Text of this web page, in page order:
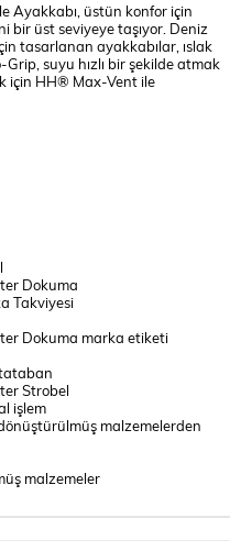
Ayakkabı, üstün konfor için
bir üst seviyeye taşıyor. Deniz
tasarlanan ayakkabılar, ıslak
suyu hızlı bir şekilde atmak
için HH® Max-Vent ile
Dokuma
Takviyesi
Dokuma marka etiketi
Strobel
işlem
malzemelerden
malzemeler